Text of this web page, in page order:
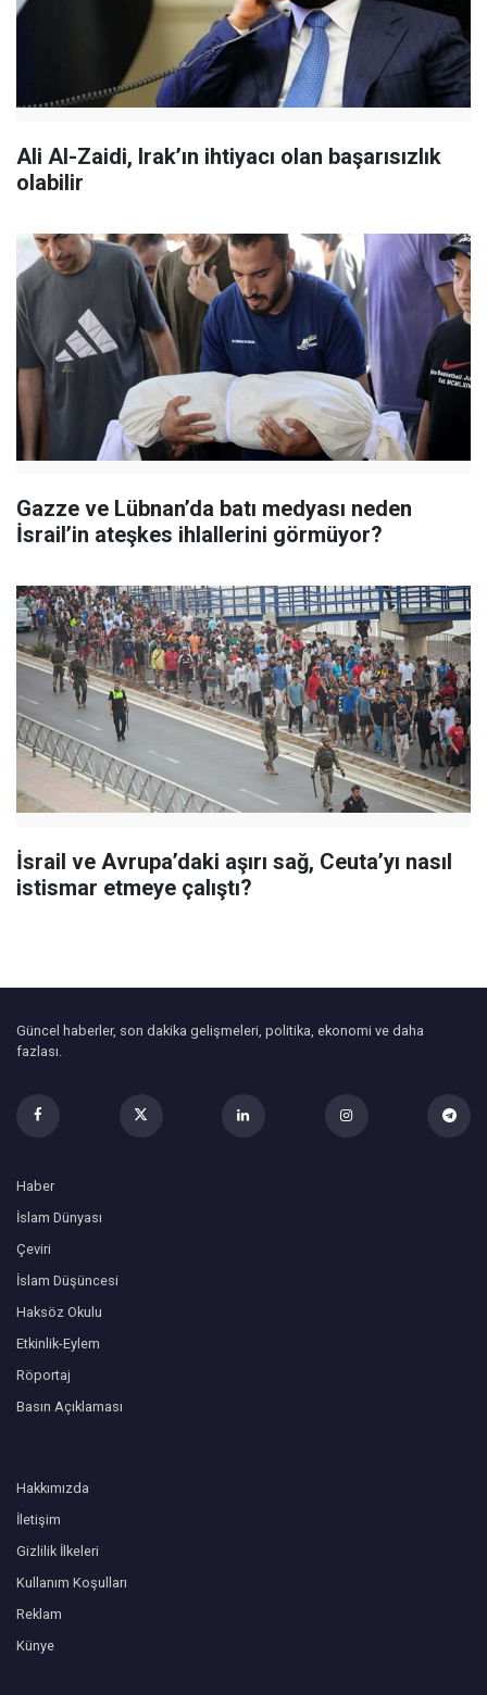
Ali Al-Zaidi, Irak’ın ihtiyacı olan başarısızlık
olabilir
Gazze ve Lübnan’da batı medyası neden
İsrail’in ateşkes ihlallerini görmüyor?
İsrail ve Avrupa’daki aşırı sağ, Ceuta’yı nasıl
istismar etmeye çalıştı?
Güncel haberler, son dakika gelişmeleri, politika, ekonomi ve daha
fazlası.
Haber
İslam Dünyası
Çeviri
İslam Düşüncesi
Haksöz Okulu
Etkinlik-Eylem
Röportaj
Basın Açıklaması
Hakkımızda
İletişim
Gizlilik İlkeleri
Kullanım Koşulları
Reklam
Künye